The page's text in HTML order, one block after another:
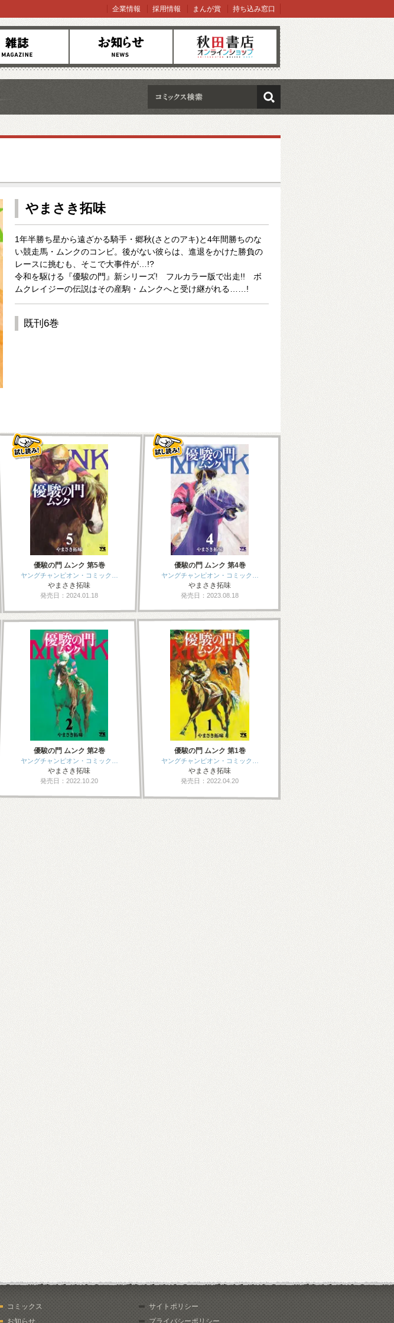
お知らせ オンラインショップ
企業情報 採用情報 まんが賞 持ち込み窓口
検索
やまさき拓味
1年半勝ち星から遠ざかる騎手・郷秋(さとのアキ)と4年間勝ちのな
い競走馬・ムンクのコンビ。後がない彼らは、進退をかけた勝負の
レースに挑むも、そこで大事件が…!?
令和を駆ける『優駿の門』新シリーズ! フルカラー版で出走!! ボ
ムクレイジーの伝説はその産駒・ムンクへと受け継がれる……!
既刊6巻
優駿の門 ムンク 第5巻
ヤングチャンピオン・コミック…
やまさき拓味
発売日：2024.01.18
優駿の門 ムンク 第4巻
ヤングチャンピオン・コミック…
やまさき拓味
発売日：2023.08.18
優駿の門 ムンク 第2巻
ヤングチャンピオン・コミック…
やまさき拓味
発売日：2022.10.20
優駿の門 ムンク 第1巻
ヤングチャンピオン・コミック…
やまさき拓味
発売日：2022.04.20
コミックス
お知らせ
サイトポリシー
プライバシーポリシー